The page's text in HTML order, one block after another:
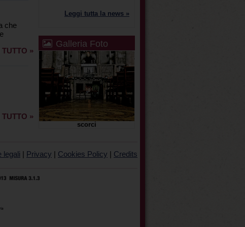
che
TUTTO »
TUTTO »
Leggi tutta la news »
Galleria Foto
scorci
legali Privacy Cookies Policy Credits